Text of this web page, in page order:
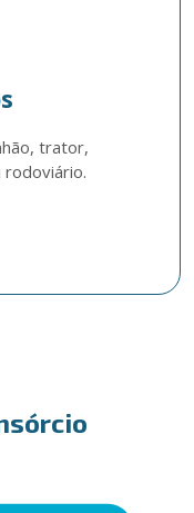
trator,
rodoviário.